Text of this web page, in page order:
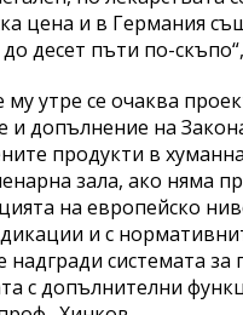
цена и в Германия
десет пъти по-
утре се очаква
и допълнение на
продукти в
зала, ако няма
на европейско
и с
надгради системата за
с допълнителни